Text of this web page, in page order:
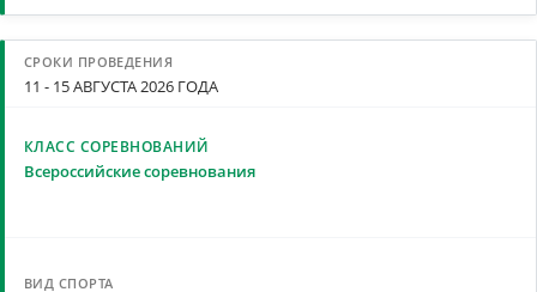
11 - 15 АВГУСТА 2026 ГОДА
Всероссийские соревнования